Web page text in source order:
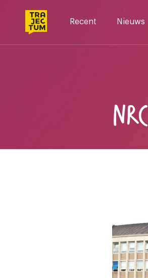
Recent Nieuws
NRC